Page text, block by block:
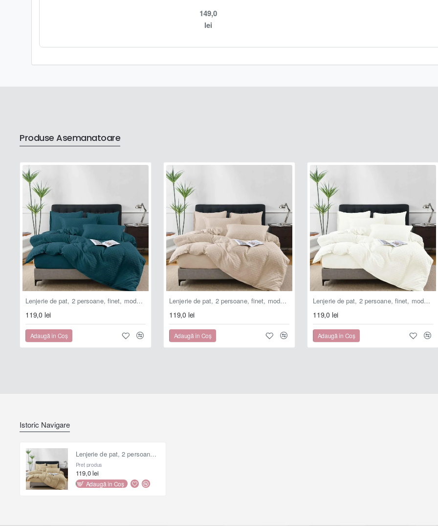
149,0
lei
!Info:
- pozele sunt cu titlu de prezentare, de aceea nuanțele pot fi sensibil diferite în realitate datorită luminozității
s etărilord vizualizare aleecranului pe care sunt afișate.
Produse Asemanatoare
Lenjerie de pat, 2 persoane, finet, model tricotat, 4 piese, cu elastic, uni, albastru , LELT112
119,0 lei
Adaugă în Coş
Lenjerie de pat, 2 persoane, finet, model tricotat, 4 piese, cu elastic, uni, crem , LELT103
119,0 lei
Adaugă în Coş
Lenjerie de pat, 2 persoane, finet, model tricotat, 4 piese, cu elastic, uni, crem deschis, LELT102
119,0 lei
Adaugă în Coş
Istoric Navigare
Lenjerie de pat, 2 persoane, finet, model tricotat, 4 piese, cu elastic, uni, maro, LELT105
Preț produs
119,0 lei
Adaugă în Coş